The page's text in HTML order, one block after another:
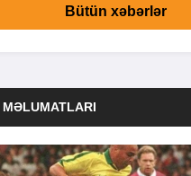
Bütün xəbərlər
MƏLUMATLARI